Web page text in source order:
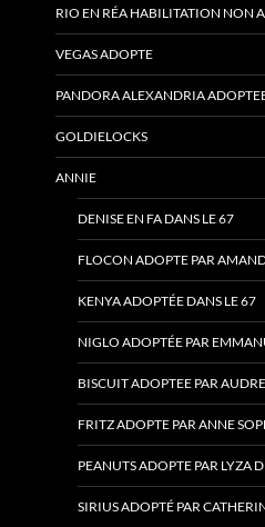
RIO EN RÉA HABILITATION NON
VEGAS ADOPTE
PANDORA ALEXANDRIA
GOLDIELOCKS
ANNIE
DENISE EN FA DANS LE 67
FLOCON ADOPTE PAR
KENYA ADOPTÉE DANS LE 67
NIGLO ADOPTÉE PAR
BISCUIT ADOPTEE PAR
FRITZ ADOPTE PAR ANNE
PEANUTS ADOPTE PAR LYZA
SIRIUS ADOPTÉ PAR